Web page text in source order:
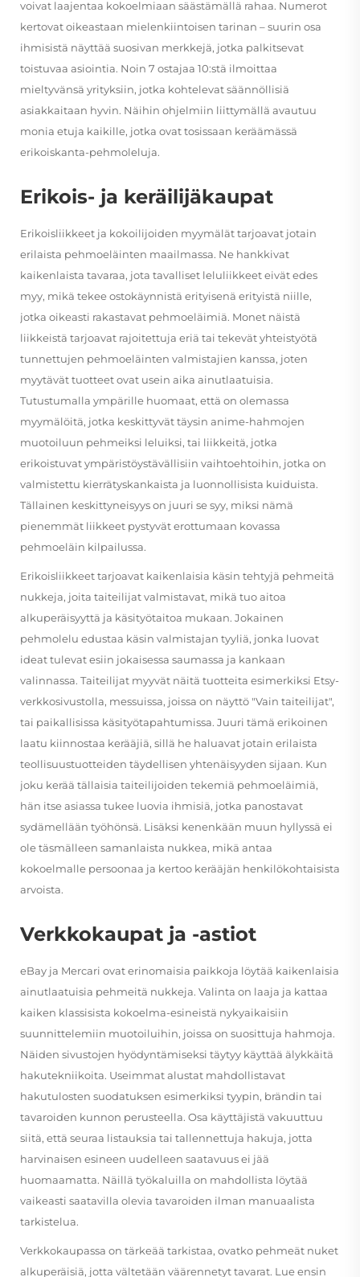
voivat laajentaa kokoelmiaan säästämällä rahaa. Numerot
kertovat oikeastaan mielenkiintoisen tarinan – suurin osa
ihmisistä näyttää suosivan merkkejä, jotka palkitsevat
toistuvaa asiointia. Noin 7 ostajaa 10:stä ilmoittaa
mieltyvänsä yrityksiin, jotka kohtelevat säännöllisiä
asiakkaitaan hyvin. Näihin ohjelmiin liittymällä avautuu
monia etuja kaikille, jotka ovat tosissaan keräämässä
erikoiskanta-pehmoleluja.
Erikois- ja keräilijäkaupat
Erikoisliikkeet ja kokoilijoiden myymälät tarjoavat jotain
erilaista pehmoeläinten maailmassa. Ne hankkivat
kaikenlaista tavaraa, jota tavalliset leluliikkeet eivät edes
myy, mikä tekee ostokäynnistä erityisenä erityistä niille,
jotka oikeasti rakastavat pehmoeläimiä. Monet näistä
liikkeistä tarjoavat rajoitettuja eriä tai tekevät yhteistyötä
tunnettujen pehmoeläinten valmistajien kanssa, joten
myytävät tuotteet ovat usein aika ainutlaatuisia.
Tutustumalla ympärille huomaat, että on olemassa
myymälöitä, jotka keskittyvät täysin anime-hahmojen
muotoiluun pehmeiksi leluiksi, tai liikkeitä, jotka
erikoistuvat ympäristöystävällisiin vaihtoehtoihin, jotka on
valmistettu kierrätyskankaista ja luonnollisista kuiduista.
Tällainen keskittyneisyys on juuri se syy, miksi nämä
pienemmät liikkeet pystyvät erottumaan kovassa
pehmoeläin kilpailussa.
Erikoisliikkeet tarjoavat kaikenlaisia käsin tehtyjä pehmeitä
nukkeja, joita taiteilijat valmistavat, mikä tuo aitoa
alkuperäisyyttä ja käsityötaitoa mukaan. Jokainen
pehmolelu edustaa käsin valmistajan tyyliä, jonka luovat
ideat tulevat esiin jokaisessa saumassa ja kankaan
valinnassa. Taiteilijat myyvät näitä tuotteita esimerkiksi Etsy-
verkkosivustolla, messuissa, joissa on näyttö "Vain taiteilijat",
tai paikallisissa käsityötapahtumissa. Juuri tämä erikoinen
laatu kiinnostaa kerääjiä, sillä he haluavat jotain erilaista
teollisuustuotteiden täydellisen yhtenäisyyden sijaan. Kun
joku kerää tällaisia taiteilijoiden tekemiä pehmoeläimiä,
hän itse asiassa tukee luovia ihmisiä, jotka panostavat
sydämellään työhönsä. Lisäksi kenenkään muun hyllyssä ei
ole täsmälleen samanlaista nukkea, mikä antaa
kokoelmalle persoonaa ja kertoo kerääjän henkilökohtaisista
arvoista.
Verkkokaupat ja -astiot
eBay ja Mercari ovat erinomaisia paikkoja löytää kaikenlaisia
ainutlaatuisia pehmeitä nukkeja. Valinta on laaja ja kattaa
kaiken klassisista kokoelma-esineistä nykyaikaisiin
suunnittelemiin muotoiluihin, joissa on suosittuja hahmoja.
Näiden sivustojen hyödyntämiseksi täytyy käyttää älykkäitä
hakutekniikoita. Useimmat alustat mahdollistavat
hakutulosten suodatuksen esimerkiksi tyypin, brändin tai
tavaroiden kunnon perusteella. Osa käyttäjistä vakuuttuu
siitä, että seuraa listauksia tai tallennettuja hakuja, jotta
harvinaisen esineen uudelleen saatavuus ei jää
huomaamatta. Näillä työkaluilla on mahdollista löytää
vaikeasti saatavilla olevia tavaroiden ilman manuaalista
tarkistelua.
Verkkokaupassa on tärkeää tarkistaa, ovatko pehmeät nuket
alkuperäisiä, jotta vältetään väärennetyt tavarat. Lue ensin